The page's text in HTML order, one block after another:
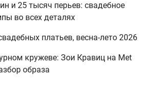
и 25 тысяч перьев: свадебное
во всех деталях
платьев, весна-лето 2026
кружеве: Зои Кравиц на Met
образа